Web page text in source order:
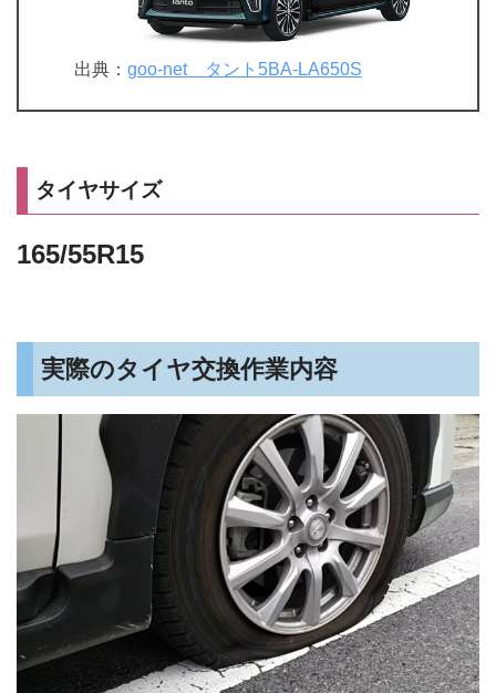
出典： goo-net タント5BA-LA650S
タイヤサイズ
165/55R15
実際のタイヤ交換作業内容